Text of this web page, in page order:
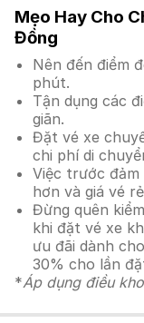
Mẹo Hay Cho
Đồng
Nên đến điểm
phút.
Tận dụng các
giãn.
Đặt vé xe
chi phí di
Việc trước
hơn và giá vé
Đừng quên
khi đặt vé xe
ưu đãi dành
30% cho lần
*Áp dụng điều